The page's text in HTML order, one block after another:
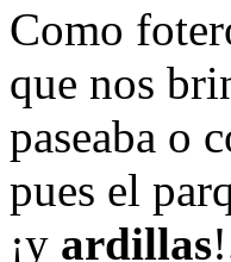
Como
que nos
paseaba o
pues el
¡y ardillas